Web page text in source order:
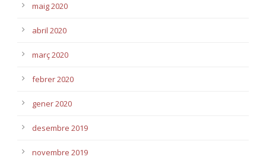
maig 2020
abril 2020
març 2020
febrer 2020
gener 2020
desembre 2019
novembre 2019